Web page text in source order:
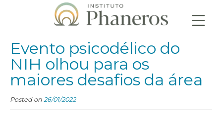
Evento psicodélico do
NIH olhou para os
maiores desafios da área
Posted on 26/01/2022